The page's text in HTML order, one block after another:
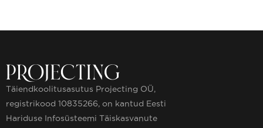
Täiendkoolitusasutus Projecting OÜ,
registrikood 10835266, on kantud Eesti
Hariduse Infosüsteemi Täiskasvanute